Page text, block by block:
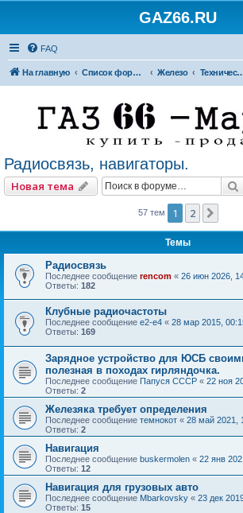
GAZ66.RU
FAQ
На главную Список форумов Железо
Радиосвязь, навигаторы.
Новая тема
57 тем 1 2
Темы
Радиосвязь
Последнее сообщение rencom « 26 июн 2026,
Ответы: 182
Клубные радиочастоты
Последнее сообщение e2-e4 « 28 мар 2015,
Ответы: 169
Зарядное устройство для ЮСБ
полезная в походах гирляндочка.
Последнее сообщение Папуся СССР « 22 ноя
Ответы: 2
Железяка требует определения
Последнее сообщение темнокот « 28 май 2021,
Ответы: 2
Навигация
Последнее сообщение buskermolen « 22 янв
Ответы: 12
Навигация для грузовых авто
Последнее сообщение Mbarkovsky « 23 дек
Ответы: 15